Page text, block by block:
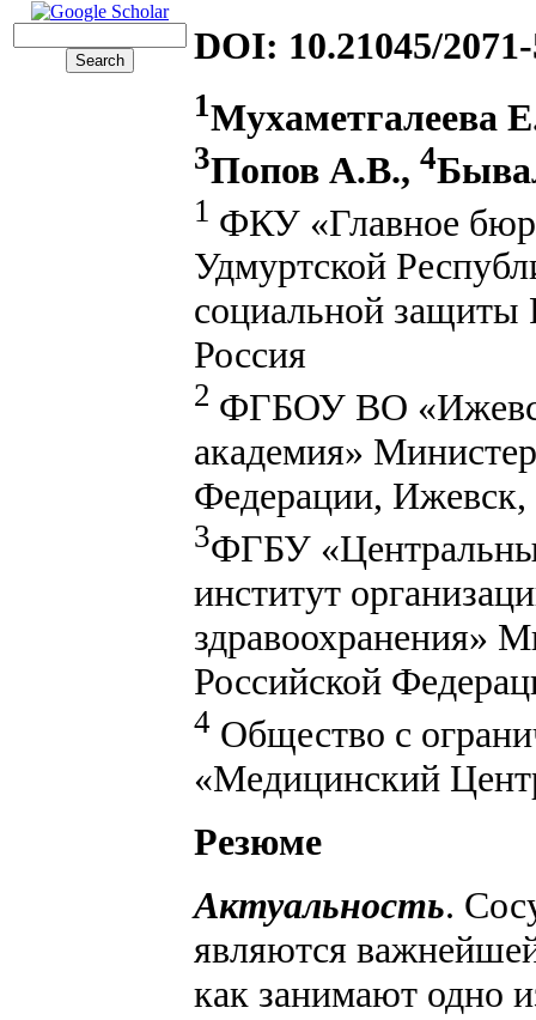
DOI: 10.21045/
1Мухаметгалеева
3Попов А.В., 4
1 ФКУ «Главное
Удмуртской
социальной защиты
Россия
2 ФГБОУ ВО
академия»
Федерации, Ижевск,
3ФГБУ
институт
здравоохранения»
Российской
4 Общество с
«Медицинский
Резюме
Актуальность.
являются
как занимают одно